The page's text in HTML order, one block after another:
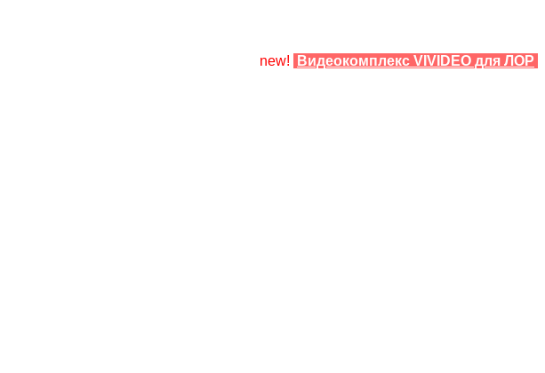
new!
Видеокомплекс VIVIDEO для ЛОР